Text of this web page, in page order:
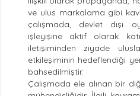
ve ulus markalama gibi
çalışmada, devlet dışı
işleyişine aktif olarak
iletişiminden ziyade
etkileşiminin hedeflendiği
bahsedilmiştir.
Çalışmada ele alınan bir